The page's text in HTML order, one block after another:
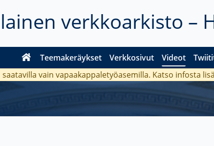
verkkoarkisto –
Teemakeräykset Verkkosivut Videot
vain vapaakappaletyöasemilla. Katso infosta